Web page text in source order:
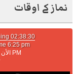
نماز کے اوقات